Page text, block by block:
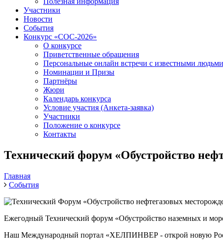
Участники
Новости
События
Конкурс «СОС-2026»
О конкурсе
Приветственные обращения
Персональные онлайн встречи с известными
Номинации и Призы
Партнёры
Жюри
Календарь конкурса
Условие участия (Анкета-заявка)
Участники
Положение о конкурсе
Контакты
Технический форум «Обустройство
Главная
События
Ежегодный Технический форум «Обустройство наземных и
Наш Международный портал «ХЕЛПИНВЕР - открой новую